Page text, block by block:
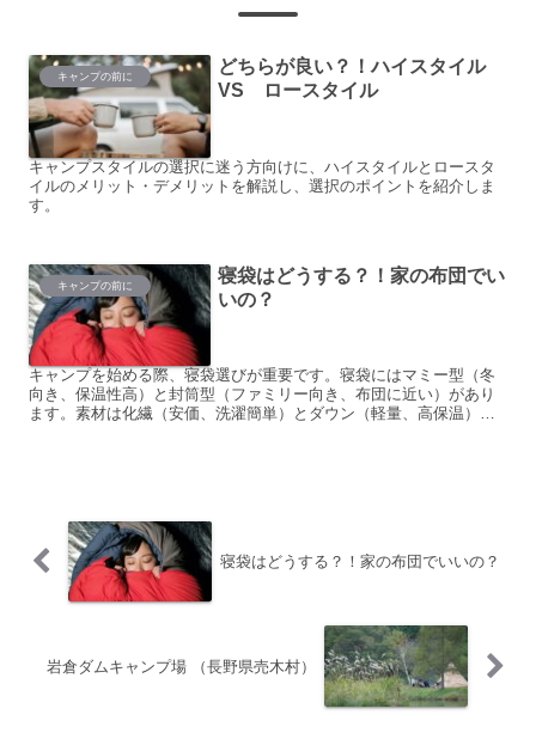
キャンプの前に
どちらが良い？！ハイスタイル
VS ロースタイル
キャンプスタイルの選択に迷う方向けに、ハイスタイルとロースタ
イルのメリット・デメリットを解説し、選択のポイントを紹介しま
す。
キャンプの前に
寝袋はどうする？！家の布団でい
いの？
キャンプを始める際、寝袋選びが重要です。寝袋にはマミー型（冬
向き、保温性高）と封筒型（ファミリー向き、布団に近い）があり
ます。素材は化繊（安価、洗濯簡単）とダウン（軽量、高保温）に
寝袋はどうする？！家の布団でいいの？
岩倉ダムキャンプ場 （長野県売木村）